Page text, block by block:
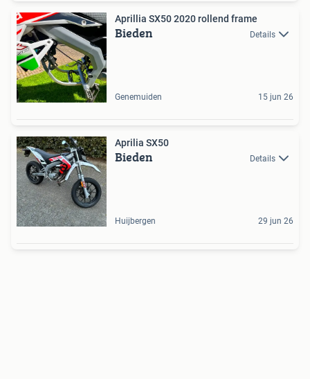
Aprillia SX50 2020 rollend frame
Bieden Details
Genemuiden 15 jun 26
Aprilia SX50
Bieden Details
Huijbergen 29 jun 26